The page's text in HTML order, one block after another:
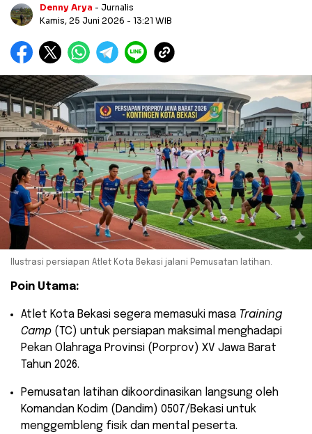
Denny Arya - Jurnalis
Kamis, 25 Juni 2026 - 13:21 WIB
Ilustrasi persiapan Atlet Kota Bekasi jalani Pemusatan latihan.
Poin Utama:
​Atlet Kota Bekasi segera memasuki masa Training
Camp (TC) untuk persiapan maksimal menghadapi
Pekan Olahraga Provinsi (Porprov) XV Jawa Barat
Tahun 2026.
​Pemusatan latihan dikoordinasikan langsung oleh
Komandan Kodim (Dandim) 0507/Bekasi untuk
menggembleng fisik dan mental peserta.